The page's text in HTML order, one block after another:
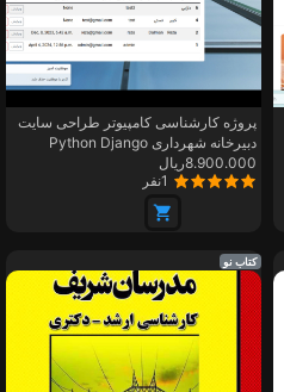
پروژه کارشناسی کامپیوتر طراحی سایت
دبیرخانه شهرداری Python Django
8.900.000ریال
1نفر
کتاب نو